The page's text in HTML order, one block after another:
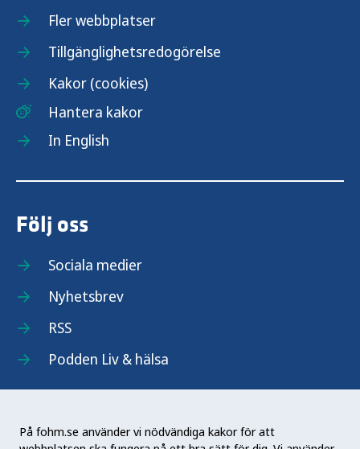
På fohm.se använder vi nödvändiga kakor för att
Fler webbplatser
Tillgänglighetsredogörelse
Kakor (cookies)
Hantera kakor
In English
Följ oss
Sociala medier
Nyhetsbrev
RSS
Podden Liv & hälsa